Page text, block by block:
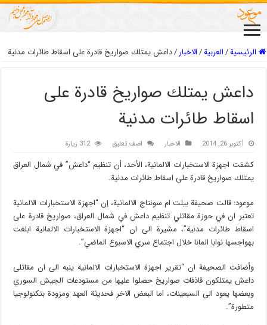
الرئيسية/العربیة/الاخبار/داعش يمتلك صواريخ قادرة على اسقاط طائرات مدنية
داعش يمتلك صواريخ قادرة على
اسقاط طائرات مدنية
أكتوبر 26, 2014 الاخبار اضف تعليق 312 زيارة
كشفت اجهزة الاستخبارات الالمانية، الأحد، أن تنظيم “داعش” في شمال العراق
يمتلك صواريخ قادرة على اسقاط طائرات مدنية.
موعود: قالت صحيفة بيلت ام سونتاج الالمانية، إن “اجهزة الاستخبارات الالمانية
تعتبر ان في حوزة مقاتلي تنظيم داعش في شمال العراق، صواريخ قادرة على
اسقاط طائرات مدنية”، مشيرة الى ان “اجهزة الاستخبارات الالمانية ابلغت
بهواجسها نوابا المانا خلال اجتماع سري الاسبوع الماضي”.
وأضافت الصحيفة ان “تقرير اجهزة الاستخبارات الالمانية ينبه الى ان مقاتلى
داعش يمتلكون قاذفات صواريخ حصلوا عليها من مستودعات الجيش السوري
وبعضها يعود الى السبعينات، اما البعض الاخر فحديثة العهد ومزودة بتكنولوجيا
متطورة”.